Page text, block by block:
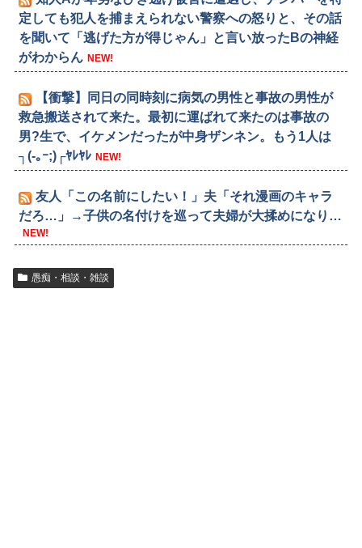
定しても犯人を捕まえられない警察への怒りと、その話
を聞いて「逃げた方が得じゃん」と言い放ったBの神経
がわからん NEW!
【衝撃】同日の同時刻に病気の男性と事故の男性が
救急搬送されて来た。最初に運ばれて来たのは事故の
男?生で、イケメンだったが中身ザンネン。もう1人は
┐(-｡ｰ;)┌ﾔﾚﾔﾚ NEW!
友人「この名前にしたい！」夫「それ漫画のキャラ
だろ…」→子供の名付けを巡って夫婦が大揉めになり…
NEW!
愚痴・相談・雑談